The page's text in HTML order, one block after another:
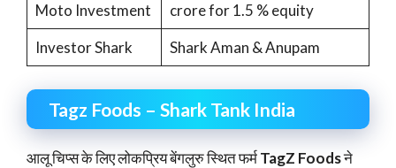
Moto Investment
crore for 1.5 % equity
Investor Shark
Shark Aman & Anupam
Tagz Foods – Shark Tank India
आलू चिप्स के लिए लोकप्रिय बेंगलुरु स्थित फर्मTagZ Foodsने